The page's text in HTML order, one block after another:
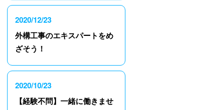
2020/12/23
外構工事のエキスパートをめ
ざそう！
2020/10/23
【経験不問】一緒に働きませ